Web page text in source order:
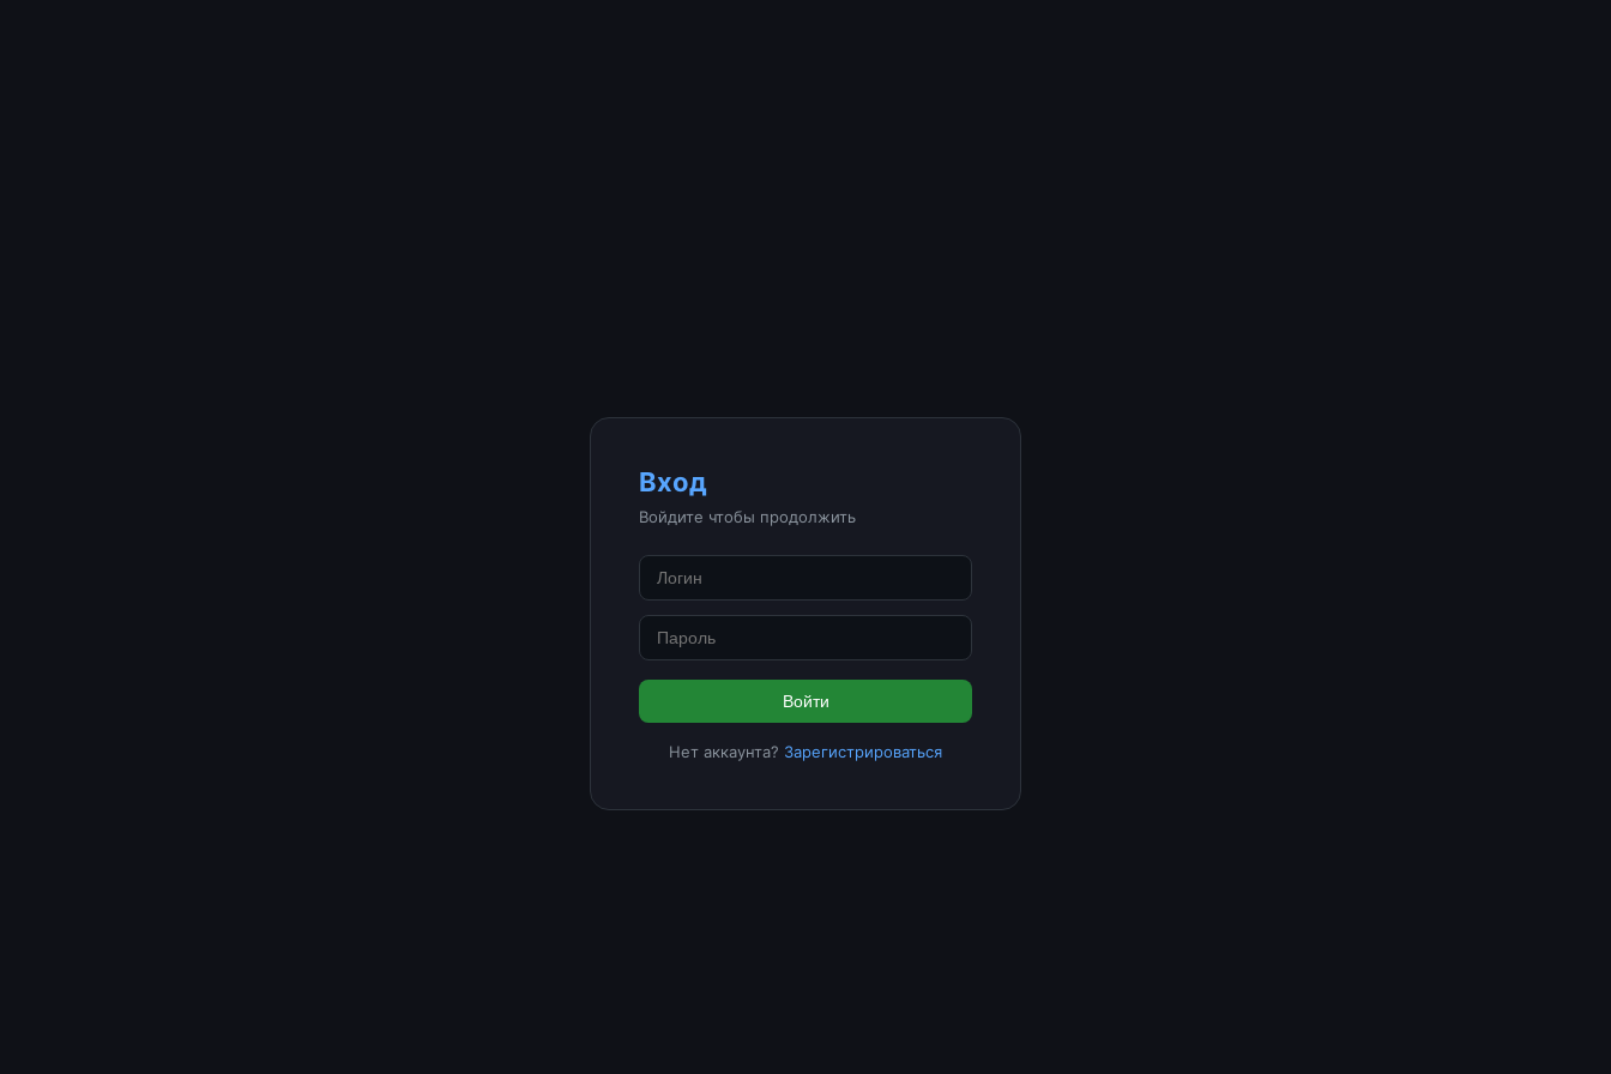
Вход
Войдите чтобы продолжить
Войти
Нет аккаунта? Зарегистрироваться